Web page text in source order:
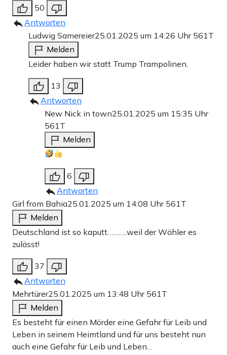
50
Antworten
Ludwig Samereier25.01.2025 um 14:26 Uhr 561T
Melden
Leider haben wir statt Trump Trampolinen.
13
Antworten
New Nick in town25.01.2025 um 15:35 Uhr
561T
Melden
6
Antworten
Girl from Bahia25.01.2025 um 14:08 Uhr 561T
Melden
Deutschland ist so kaputt………..weil der Wähler es
zulässt!
37
Antworten
Mehrtürer25.01.2025 um 13:48 Uhr 561T
Melden
Es besteht für einen Mörder eine Gefahr für Leib und
Leben in seinem Heimtland und für uns besteht nun
auch eine Gefahr für Leib und Leben…